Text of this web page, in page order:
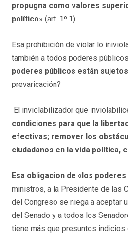
propugna como valores
político» (art. 1º.1).
Esa prohibiciòn de violar lo
también a todos poderes
poderes públicos están
prevaricación?
El inviolabilizador que
condiciones para que la
efectivas; remover los
ciudadanos en la vida política,
Esa obligacion de «los
ministros, a la Presidente de las
del Congreso se niega a aceptar
del Senado y a todos los
tiene más que presuntos